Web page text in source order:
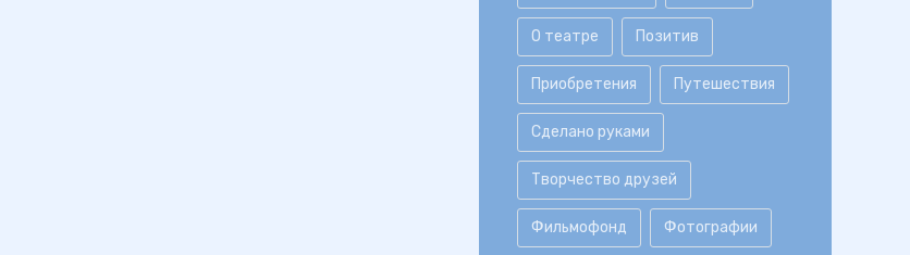
О театре Позитив
Приобретения Путешествия
Сделано руками
Творчество друзей
Фильмофонд Фотографии